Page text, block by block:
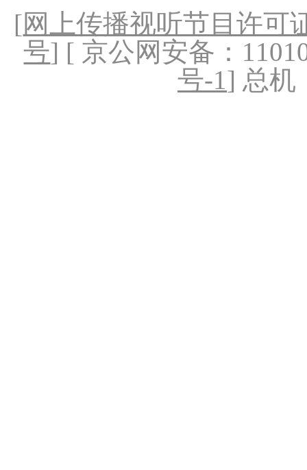
[网上传播视听节目许可
号] [ 京公网安备：
号-1] 总机